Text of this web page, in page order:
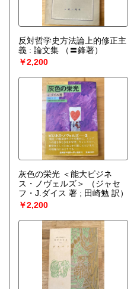
反対哲学史方法論上的修正主
義 : 論文集
（〓鋒著）
￥2,200
灰色の栄光 ＜能大ビジネ
ス・ノヴェルズ＞
（ジャセ
フ・J.ダイス 著 ; 田崎勉 訳）
￥2,200